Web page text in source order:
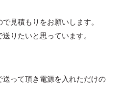
見積もりをお願いします。
りたいと思っています。
って頂き電源を入れただけの